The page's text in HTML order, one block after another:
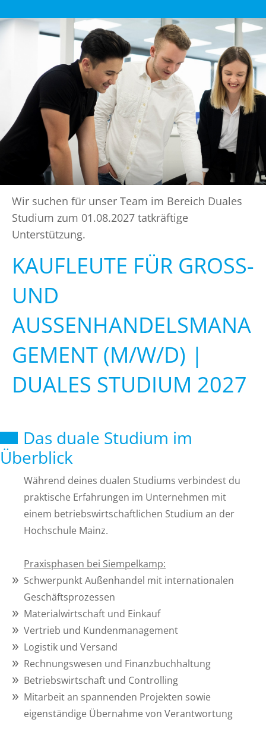
Wir suchen für unser Team im Bereich Duales
Studium zum 01.08.2027 tatkräftige
Unterstützung.
KAUFLEUTE FÜR GROSS- U
ND A
USSENHANDELSMANAGE
MENT (M/W/D) | DU
ALES STUDIUM 2027
Das duale Studium im
Überblick
Während deines dualen Studiums verbindest du
praktische Erfahrungen im Unternehmen mit
einem betriebswirtschaftlichen Studium an der
Hochschule Mainz.
Praxisphasen bei Siempelkamp:
Schwerpunkt Außenhandel mit internationalen
Geschäftsprozessen
Materialwirtschaft und Einkauf
Vertrieb und Kundenmanagement
Logistik und Versand
Rechnungswesen und Finanzbuchhaltung
Betriebswirtschaft und Controlling
Mitarbeit an spannenden Projekten sowie
eigenständige Übernahme von Verantwortung